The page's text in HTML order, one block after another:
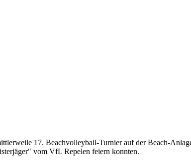
17. Beachvolleyball-Turnier auf der Beach-
vom VfL Repelen feiern konnten.